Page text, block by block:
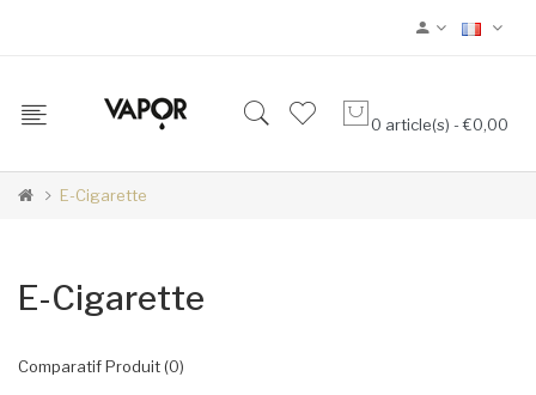
0 article(s) - €0,00
E-Cigarette
E-Cigarette
Comparatif Produit (0)